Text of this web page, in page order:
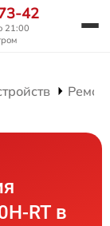
42
21:00
RT в